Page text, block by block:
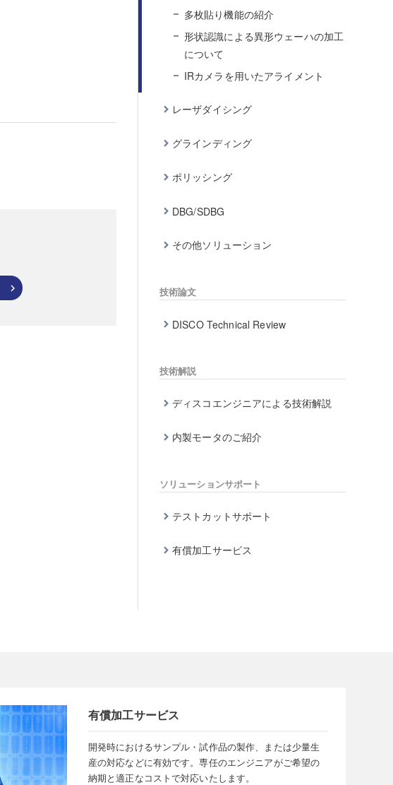
多枚貼り機能の紹介
形状認識による異形ウェーハの加工
について
IRカメラを用いたアライメント
レーザダイシング
グラインディング
ポリッシング
DBG/SDBG
その他ソリューション
技術論文
DISCO Technical Review
技術解説
ディスコエンジニアによる技術解説
内製モータのご紹介
ソリューションサポート
テストカットサポート
有償加工サービス
有償加工サービス
開発時におけるサンプル・試作品の製作、または少量生
産の対応などに有効です。専任のエンジニアがご希望の
納期と適正なコストで対応いたします。